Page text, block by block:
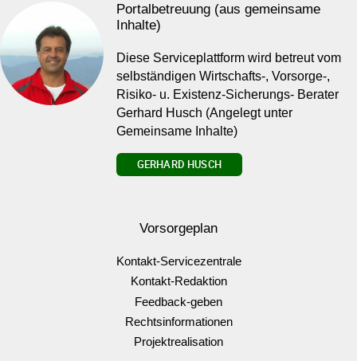
Portalbetreuung (aus gemeinsame
Inhalte)
Diese Serviceplattform wird betreut vom
selbständigen Wirtschafts-, Vorsorge-,
Risiko- u. Existenz-Sicherungs- Berater
Gerhard Husch (Angelegt unter
Gemeinsame Inhalte)
GERHARD HUSCH
Vorsorgeplan
Kontakt-Servicezentrale
Kontakt-Redaktion
Feedback-geben
Rechtsinformationen
Projektrealisation